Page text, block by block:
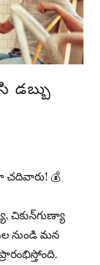
డబ్బు
చదివారు! 💰
చికున్‌గుణ్యా
నుండి మన